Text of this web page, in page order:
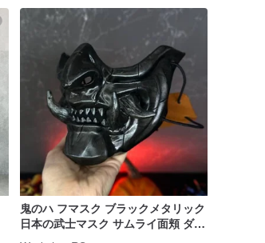
鬼のハ フマスク ブラックメタリック
日本の武士マスク サムライ面頬 ダメ
ージ加工